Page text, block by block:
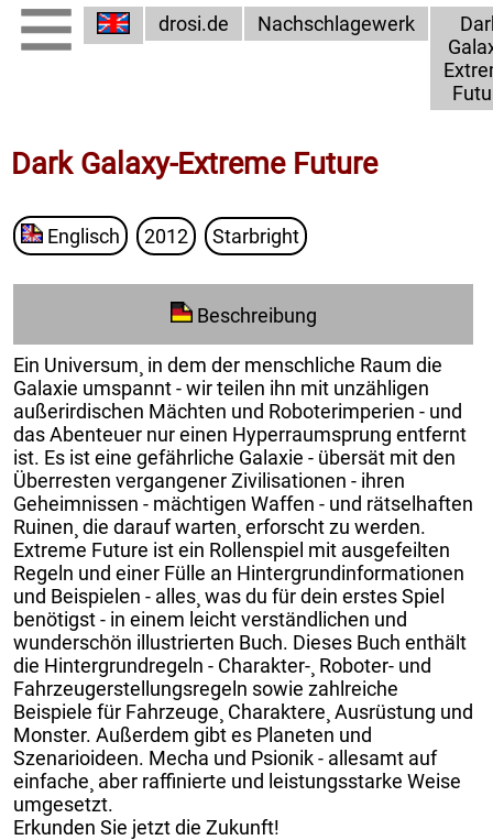
drosi.de Nachschlagewerk
Dark Galaxy-Extreme Future
Englisch 2012 Starbright
Beschreibung
Ein Universum¸ in dem der menschliche Raum die
Galaxie umspannt - wir teilen ihn mit unzähligen
außerirdischen Mächten und Roboterimperien - und
das Abenteuer nur einen Hyperraumsprung entfernt
ist. Es ist eine gefährliche Galaxie - übersät mit den
Überresten vergangener Zivilisationen - ihren
Geheimnissen - mächtigen Waffen - und rätselhaften
Ruinen¸ die darauf warten¸ erforscht zu werden.
Extreme Future ist ein Rollenspiel mit ausgefeilten
Regeln und einer Fülle an Hintergrundinformationen
und Beispielen - alles¸ was du für dein erstes Spiel
benötigst - in einem leicht verständlichen und
wunderschön illustrierten Buch. Dieses Buch enthält
die Hintergrundregeln - Charakter-¸ Roboter- und
Fahrzeugerstellungsregeln sowie zahlreiche
Beispiele für Fahrzeuge¸ Charaktere¸ Ausrüstung und
Monster. Außerdem gibt es Planeten und
Szenarioideen. Mecha und Psionik - allesamt auf
einfache¸ aber raffinierte und leistungsstarke Weise
umgesetzt.
Erkunden Sie jetzt die Zukunft!